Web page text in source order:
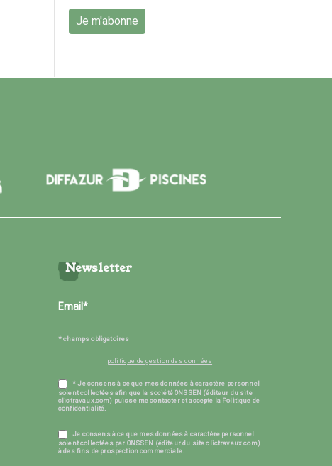
Je m'abonne
Newsletter
* champs obligatoires
politique de gestion des données
* Je consens à ce que mes données à caractère personnel
soient collectées afin que la société ONSSEN (éditeur du site
clictravaux.com) puisse me contacter et accepte la Politique de
confidentialité.
Je consens à ce que mes données à caractère personnel
soient collectées par ONSSEN (éditeur du site clictravaux.com)
à des fins de prospection commerciale.